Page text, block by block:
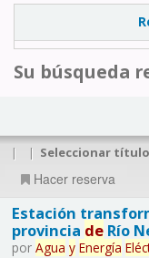
Su búsqueda
| | Seleccionar
Hacer reserva
Estación
provincia deRío
por Agua y Energía